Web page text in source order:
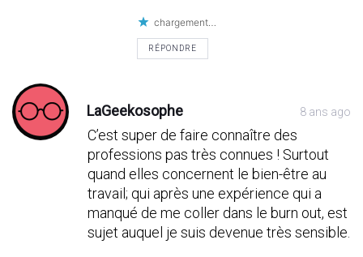
chargement…
RÉPONDRE
LaGeekosophe 8 ans ago
C’est super de faire connaître des
professions pas très connues ! Surtout
quand elles concernent le bien-être au
travail; qui après une expérience qui a
manqué de me coller dans le burn out, est
sujet auquel je suis devenue très sensible.